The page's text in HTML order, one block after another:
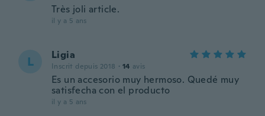
Très joli article.
il y a 5 ans
L Ligia
Inscrit depuis 2018 · 14 avis
Es un accesorio muy hermoso. Quedé muy
satisfecha con el producto
il y a 5 ans